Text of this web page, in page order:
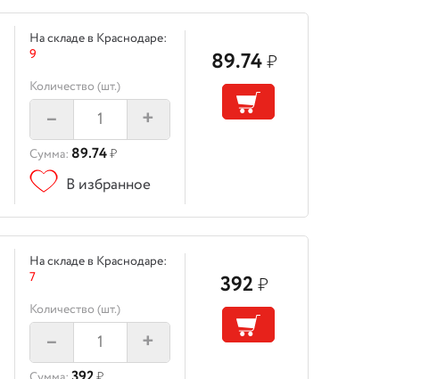
На складе в Краснодаре:
9
Количество (шт.)
– +
Сумма: 89.74₽
В избранное
89.74₽
На складе в Краснодаре:
7
Количество (шт.)
– +
392 ₽